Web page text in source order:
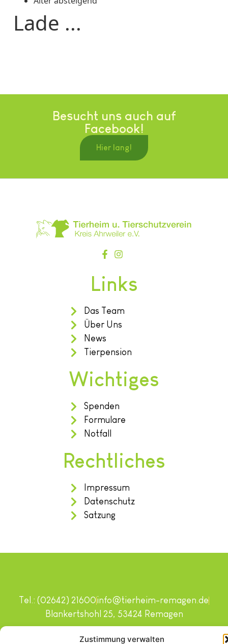
Zustimmung verwalten
Lade ...
Besucht uns auch auf
Facebook!
Hier lang!
Links
Das Team
Über Uns
News
Tierpension
Wichtiges
Spenden
Formulare
Notfall
Rechtliches
Impressum
Datenschutz
Satzung
Copyright © 2024. Alle Rechte vorbehalten.
Tel.: (02642) 21600info@tierheim-remagen.de
Blankertshohl 25, 53424 Remagen